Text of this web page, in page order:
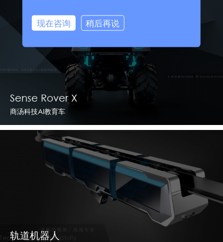
Sense Rover X
商汤科技AI教育车
轨道机器人
现在咨询 稍后再说